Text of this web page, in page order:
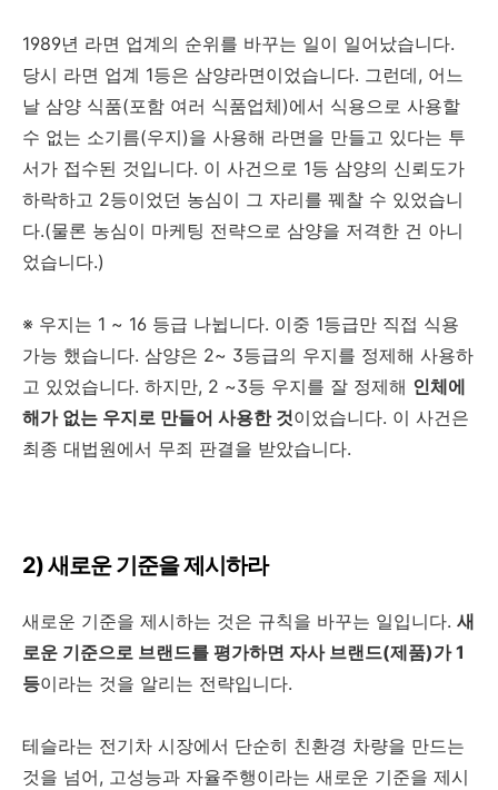
1989년 라면 업계의 순위를 바꾸는 일이 일어났습니다.
당시 라면 업계 1등은 삼양라면이었습니다. 그런데, 어느
날 삼양 식품(포함 여러 식품업체)에서 식용으로 사용할
수 없는 소기름(우지)을 사용해 라면을 만들고 있다는 투
서가 접수된 것입니다. 이 사건으로 1등 삼양의 신뢰도가
하락하고 2등이었던 농심이 그 자리를 꿰찰 수 있었습니
다.(물론 농심이 마케팅 전략으로 삼양을 저격한 건 아니
었습니다.)
※ 우지는 1 ~ 16 등급 나뉩니다. 이중 1등급만 직접 식용
가능 했습니다. 삼양은 2~ 3등급의 우지를 정제해 사용하
고 있었습니다. 하지만, 2 ~3등 우지를 잘 정제해 인체에
해가 없는 우지로 만들어 사용한 것이었습니다. 이 사건은
최종 대법원에서 무죄 판결을 받았습니다.
2) 새로운 기준을 제시하라
새로운 기준을 제시하는 것은 규칙을 바꾸는 일입니다. 새
로운 기준으로 브랜드를 평가하면 자사 브랜드(제품)가 1
등이라는 것을 알리는 전략입니다.
테슬라는 전기차 시장에서 단순히 친환경 차량을 만드는
것을 넘어, 고성능과 자율주행이라는 새로운 기준을 제시